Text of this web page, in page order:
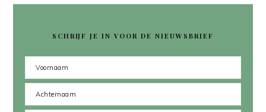
SCHRIJF JE IN VOOR DE NIEUWSBRIEF